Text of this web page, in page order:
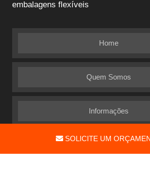
SOLICITE UM
embalagens flexíveis
Home
Quem Somos
Informações
Mapa do site